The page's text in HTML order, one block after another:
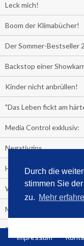
Durch die
stimmen Sie
zu. Mehr
Leck mich!
Boom der Klimabücher!
Der Sommer-Bestseller
Backstop einer
Kinder nicht anbrüllen!
"Das Leben fickt am
Media Control exklusiv:
Negativzins
Heute ist Tag des
Welches Auto fahren
Media Control ermittelt:
Rammstein, "Tatort" und
Impressum